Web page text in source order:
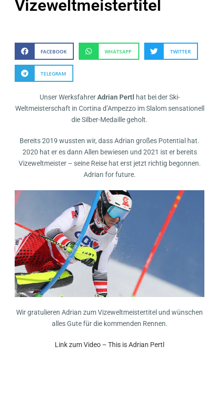
Vizeweltmeistertitel
FACEBOOK WHATSAPP TWITTER
TELEGRAM
Unser WerksfahrerAdrian Pertl hat bei der Ski-
Weltmeisterschaft in Cortina d’Ampezzo im Slalom sensationell
die Silber-Medaille geholt.
Bereits 2019 wussten wir, dass Adrian großes Potential hat.
2020 hat er es dann Allen bewiesen und 2021 ist er bereits
Vizeweltmeister – seine Reise hat erst jetzt richtig begonnen.
Adrian for future.
Wir gratulieren Adrian zum Vizeweltmeistertitel und wünschen
alles Gute für die kommenden Rennen.
Link zum Video – This is Adrian Pertl